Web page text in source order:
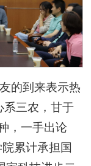
的到来表示热
系三农，甘于
，一手出论
累计承担国